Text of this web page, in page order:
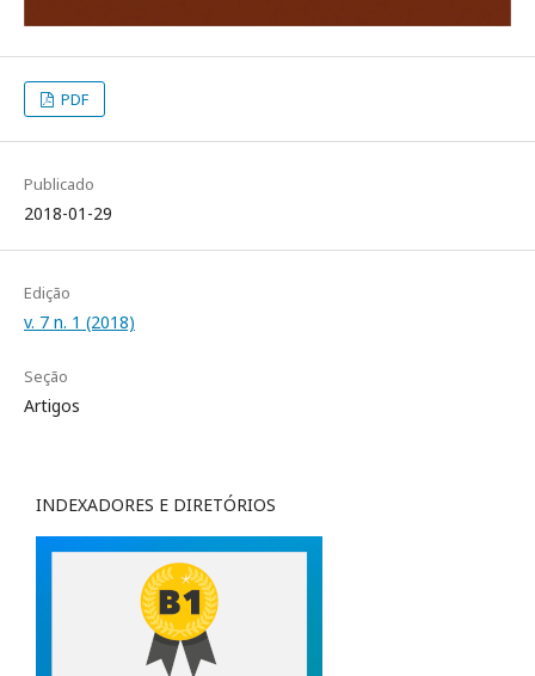
PDF
Publicado
2018-01-29
Edição
v. 7 n. 1 (2018)
Seção
Artigos
INDEXADORES E DIRETÓRIOS